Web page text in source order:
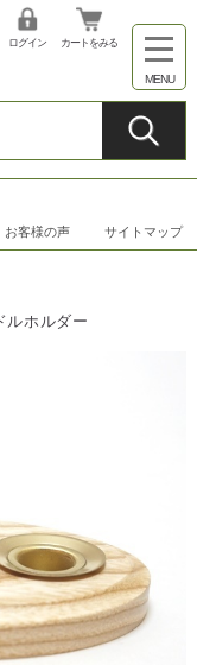
ログイン カートをみる
お客様の声 サイトマップ
ルホルダー